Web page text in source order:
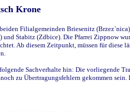
Krone
Filialgemeinden Briesenitz
Stabitz (Zdbice). Die Pfarrei Zippnow
Ab diesem Zeitpunkt, müssen für diese
Sachverhalte hin: Die vorliegende
zu Übertragungsfehlern gekommen